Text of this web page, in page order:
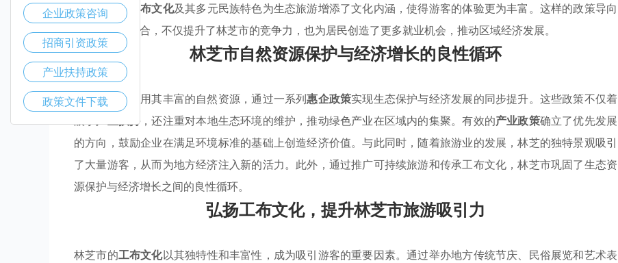
时，林芝的
工布文化及其多元民族特色为生态旅游增添了文化内涵，使得游客的体验更为丰富。这样的政策导向
与地方特色结合，不仅提升了林芝市的竞争力，也为居民创造了更多就业机会，推动区域经济发展。
林芝市自然资源保护与经济增长的良性循环
林芝市充分利用其丰富的自然资源，通过一系列惠企政策实现生态保护与经济发展的同步提升。这些政策不仅着
眼于产业扶持 ，还注重对本地生态环境的维护，推动绿色产业在区域内的集聚。有效的产业政策确立了优先发展
的方向，鼓励企业在满足环境标准的基础上创造经济价值。与此同时，随着旅游业的发展，林芝的独特景观吸引
了大量游客，从而为地方经济注入新的活力。此外，通过推广可持续旅游和传承工布文化，林芝市巩固了生态资
源保护与经济增长之间的良性循环。
弘扬工布文化，提升林芝市旅游吸引力
林芝市的工布文化以其独特性和丰富性，成为吸引游客的重要因素。通过举办地方传统节庆、民俗展览和艺术表
企业政策咨询
招商引资政策
产业扶持政策
政策文件下载